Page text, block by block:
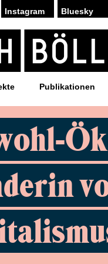
Instagram Bluesky
Publikationen